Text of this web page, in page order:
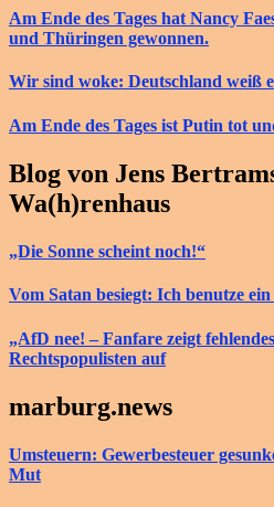
Am Ende des Tages hat Nancy
und Thüringen gewonnen.
Wir sind woke: Deutschland weiß
Am Ende des Tages ist Putin tot
Blog von Jens
Wa(h)renhaus
„Die Sonne scheint noch!“
Vom Satan besiegt: Ich benutze
„AfD nee! – Fanfare zeigt
Rechtspopulisten auf
marburg.news
Umsteuern: Gewerbesteuer
Mut